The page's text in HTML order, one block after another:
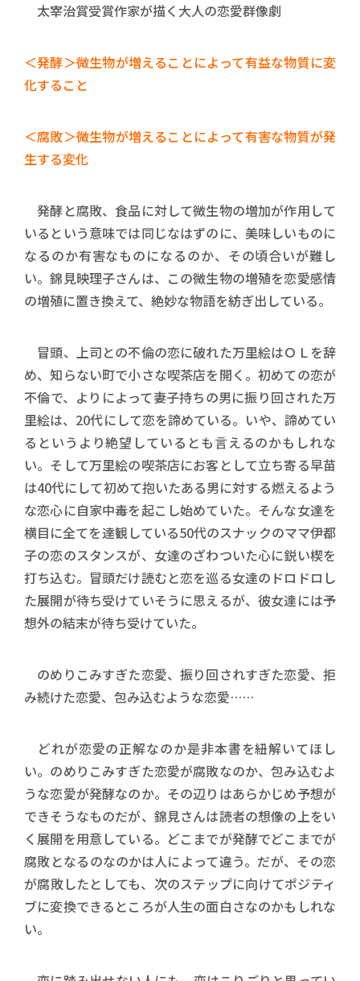
太宰治賞受賞作家が描く大人の恋愛群像劇
＜発酵＞微生物が増えることによって有益な物質に変
化すること
＜腐敗＞微生物が増えることによって有害な物質が発
生する変化
発酵と腐敗、食品に対して微生物の増加が作用して
いるという意味では同じなはずのに、美味しいものに
なるのか有害なものになるのか、その頃合いが難し
い。錦見映理子さんは、この微生物の増殖を恋愛感情
の増殖に置き換えて、絶妙な物語を紡ぎ出している。
冒頭、上司との不倫の恋に破れた万里絵はＯＬを辞
め、知らない町で小さな喫茶店を開く。初めての恋が
不倫で、よりによって妻子持ちの男に振り回された万
里絵は、20代にして恋を諦めている。いや、諦めてい
るというより絶望しているとも言えるのかもしれな
い。そして万里絵の喫茶店にお客として立ち寄る早苗
は40代にして初めて抱いたある男に対する燃えるよう
な恋心に自家中毒を起こし始めていた。そんな女達を
横目に全てを達観している50代のスナックのママ伊都
子の恋のスタンスが、女達のざわついた心に鋭い楔を
打ち込む。冒頭だけ読むと恋を巡る女達のドロドロし
た展開が待ち受けていそうに思えるが、彼女達には予
想外の結末が待ち受けていた。
のめりこみすぎた恋愛、振り回されすぎた恋愛、拒
み続けた恋愛、包み込むような恋愛……
どれが恋愛の正解なのか是非本書を紐解いてほし
い。のめりこみすぎた恋愛が腐敗なのか、包み込むよ
うな恋愛が発酵なのか。その辺りはあらかじめ予想が
できそうなものだが、錦見さんは読者の想像の上をい
く展開を用意している。どこまでが発酵でどこまでが
腐敗となるのなのかは人によって違う。だが、その恋
が腐敗したとしても、次のステップに向けてポジティ
ブに変換できるところが人生の面白さなのかもしれな
い。